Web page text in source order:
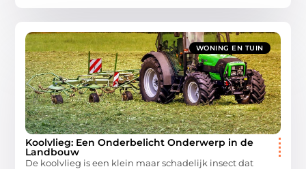
WONING EN TUIN
Koolvlieg: Een Onderbelicht Onderwerp in de
Landbouw
De koolvlieg is een klein maar schadelijk insect dat